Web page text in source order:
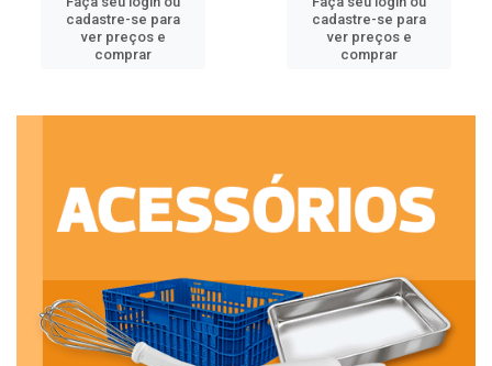
cadastre-se para
ver preços e
comprar
cadastre-se para
ver preços e
comprar